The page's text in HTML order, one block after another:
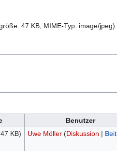
47 KB, MIME-Typ: image/jpeg)
Benutzer
KB) Uwe Möller (Diskussion |